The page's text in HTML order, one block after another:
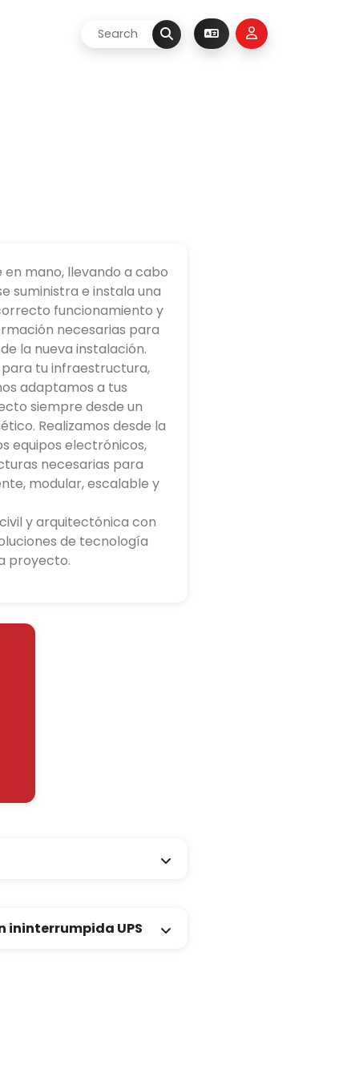
mano, llevando a cabo
suministra e instala una
funcionamiento y
necesarias para
la nueva instalación.
para tu infraestructura,
adaptamos a tus
siempre desde un
Realizamos desde la
equipos electrónicos,
necesarias para
modular, escalable y
y arquitectónica con
de tecnología
proyecto.
ininterrumpida UPS